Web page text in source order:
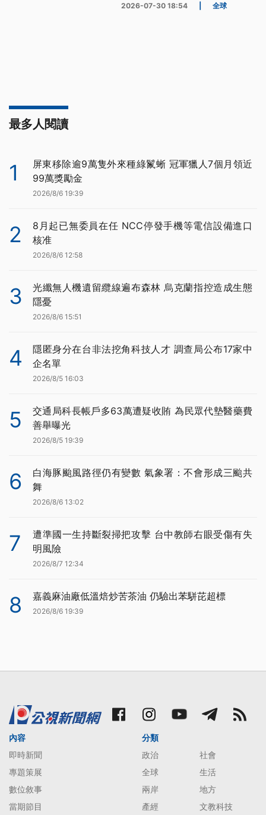
2026-07-30 18:54 全球
最多人閱讀
1
屏東移除逾9萬隻外來種綠鬣蜥 冠軍獵人7個月領近
99萬獎勵金
2026/8/6 19:39
2
8月起已無委員在任 NCC停發手機等電信設備進口
核准
2026/8/6 12:58
3
光纖無人機遺留纜線遍布森林 烏克蘭指控造成生態
隱憂
2026/8/6 15:51
4
隱匿身分在台非法挖角科技人才 調查局公布17家中
企名單
2026/8/5 16:03
5
交通局科長帳戶多63萬遭疑收賄 為民眾代墊醫藥費
善舉曝光
2026/8/5 19:39
6
白海豚颱風路徑仍有變數 氣象署：不會形成三颱共
舞
2026/8/6 13:02
7
遭準國一生持斷裂掃把攻擊 台中教師右眼受傷有失
明風險
2026/8/7 12:34
8 嘉義麻油廠低溫焙炒苦茶油 仍驗出苯駢芘超標
2026/8/6 19:39
內容
即時新聞
專題策展
數位敘事
當期節目
分類
政治
社會
全球
生活
兩岸
地方
產經
文教科技